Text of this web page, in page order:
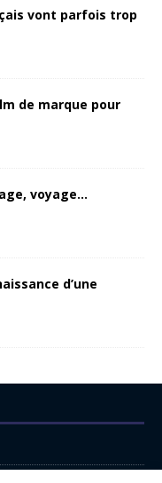
vont parfois trop
de marque pour
voyage…
d’une